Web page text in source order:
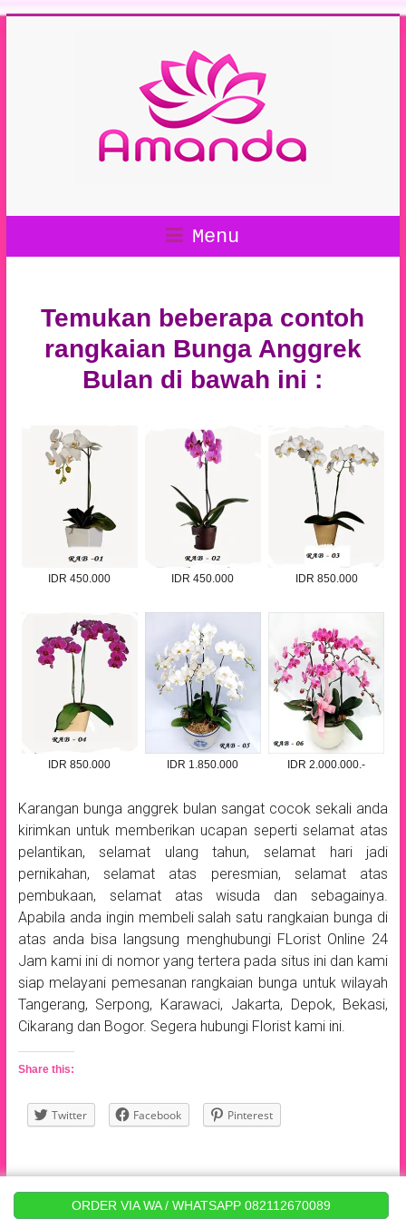
ORDER VIA WA / WHATSAPP 082112670089
Menu
Temukan beberapa contoh
rangkaian Bunga Anggrek
Bulan di bawah ini :
IDR 450.000 IDR 450.000 IDR 850.000
IDR 850.000 IDR 1.850.000 IDR 2.000.000.-
Karangan bunga anggrek bulan sangat cocok sekali anda
kirimkan untuk memberikan ucapan seperti selamat atas
pelantikan, selamat ulang tahun, selamat hari jadi
pernikahan, selamat atas peresmian, selamat atas
pembukaan, selamat atas wisuda dan sebagainya.
Apabila anda ingin membeli salah satu rangkaian bunga di
atas anda bisa langsung menghubungi FLorist Online 24
Jam kami ini di nomor yang tertera pada situs ini dan kami
siap melayani pemesanan rangkaian bunga untuk wilayah
Tangerang, Serpong, Karawaci, Jakarta, Depok, Bekasi,
Cikarang dan Bogor. Segera hubungi Florist kami ini.
Share this:
Twitter Facebook Pinterest
Copyright © 2017toko Bunga Amanda.